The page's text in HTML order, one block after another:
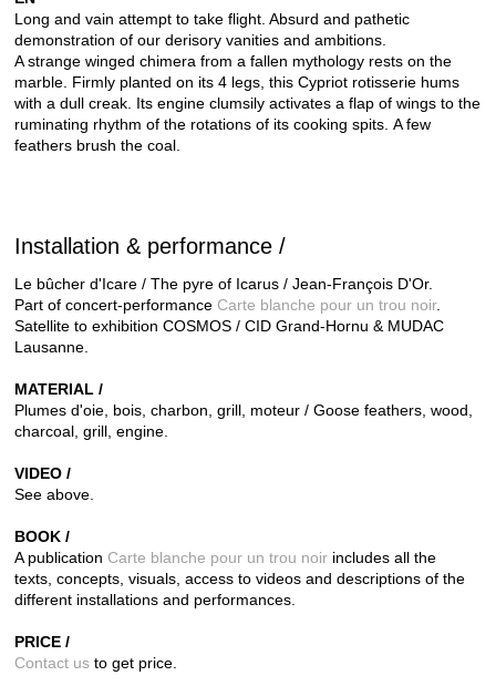
Long and vain attempt to take flight. Absurd and pathetic
demonstration of our derisory vanities and ambitions.
A strange winged chimera from a fallen mythology rests on the
marble. Firmly planted on its 4 legs, this Cypriot rotisserie hums
with a dull creak. Its engine clumsily activates a flap of wings to the
ruminating rhythm of the rotations of its cooking spits. A few
feathers brush the coal.
Installation & performance /
Le bûcher d'Icare / The pyre of Icarus / Jean-François D'Or.
Part of concert-performance Carte blanche pour un trou noir.
Satellite to exhibition COSMOS / CID Grand-Hornu & MUDAC
Lausanne.
MATERIAL /
Plumes d'oie, bois, charbon, grill, moteur / Goose feathers, wood,
charcoal, grill, engine.
VIDEO /
See above.
BOOK /
A publication Carte blanche pour un trou noir includes all the
texts, concepts, visuals, access to videos and descriptions of the
different installations and performances.
PRICE /
Contact us to get price.